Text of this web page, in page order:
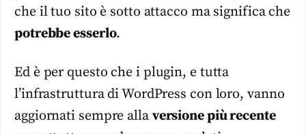
che il tuo sito è sotto attacco ma significa che
potrebbe esserlo.
Ed è per questo che i plugin, e tutta
l’infrastruttura di WordPress con loro, vanno
aggiornati sempre alla versione più recente